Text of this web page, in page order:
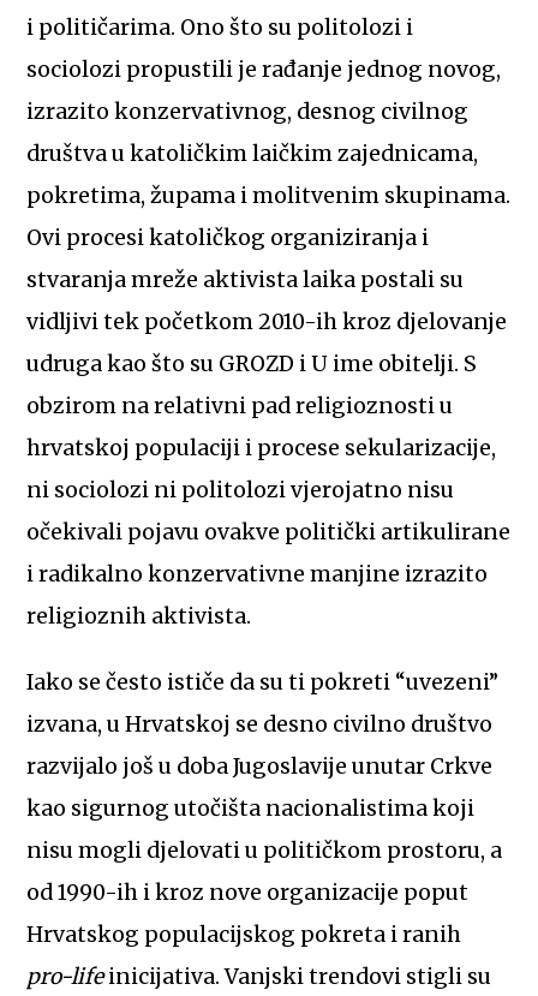
i političarima. Ono što su politolozi i
sociolozi propustili je rađanje jednog novog,
izrazito konzervativnog, desnog civilnog
društva u katoličkim laičkim zajednicama,
pokretima, župama i molitvenim skupinama.
Ovi procesi katoličkog organiziranja i
stvaranja mreže aktivista laika postali su
vidljivi tek početkom 2010-ih kroz djelovanje
udruga kao što su GROZD i U ime obitelji. S
obzirom na relativni pad religioznosti u
hrvatskoj populaciji i procese sekularizacije,
ni sociolozi ni politolozi vjerojatno nisu
očekivali pojavu ovakve politički artikulirane
i radikalno konzervativne manjine izrazito
religioznih aktivista.
Iako se često ističe da su ti pokreti “uvezeni”
izvana, u Hrvatskoj se desno civilno društvo
razvijalo još u doba Jugoslavije unutar Crkve
kao sigurnog utočišta nacionalistima koji
nisu mogli djelovati u političkom prostoru, a
od 1990-ih i kroz nove organizacije poput
Hrvatskog populacijskog pokreta i ranih
pro-lifeinicijativa. Vanjski trendovi stigli su